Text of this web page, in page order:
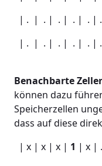
| . | . | . | . | . |
| . | . | . | . | . |
Benachbarte
können dazu
Speicherzellen
dass auf diese
| x | x | x | 1 | x |